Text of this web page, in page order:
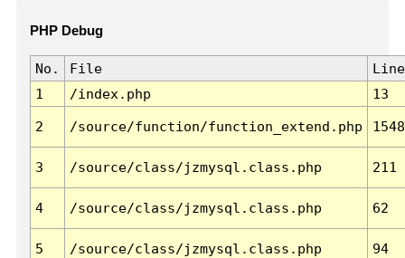
PHP Debug
No. File
Line
1
/index.php 13
2 /source/function/function_extend.php 1548
3 /source/class/jzmysql.class.php 211
4 /source/class/jzmysql.class.php 62
5 /source/class/jzmysql.class.php 94